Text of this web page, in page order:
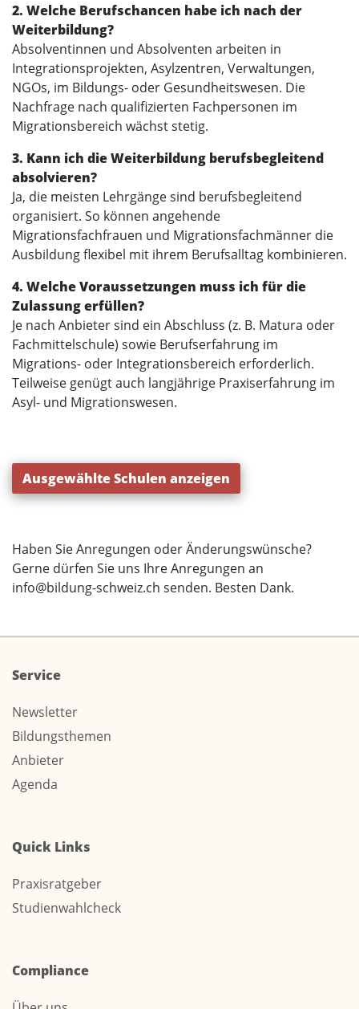
2. Welche Berufschancen habe ich nach der
Weiterbildung?
Absolventinnen und Absolventen arbeiten in
Integrationsprojekten, Asylzentren, Verwaltungen,
NGOs, im Bildungs- oder Gesundheitswesen. Die
Nachfrage nach qualifizierten Fachpersonen im
Migrationsbereich wächst stetig.
3. Kann ich die Weiterbildung berufsbegleitend
absolvieren?
Ja, die meisten Lehrgänge sind berufsbegleitend
organisiert. So können angehende
Migrationsfachfrauen und Migrationsfachmänner die
Ausbildung flexibel mit ihrem Berufsalltag kombinieren.
4. Welche Voraussetzungen muss ich für die
Zulassung erfüllen?
Je nach Anbieter sind ein Abschluss (z. B. Matura oder
Fachmittelschule) sowie Berufserfahrung im
Migrations- oder Integrationsbereich erforderlich.
Teilweise genügt auch langjährige Praxiserfahrung im
Asyl- und Migrationswesen.
Ausgewählte Schulen anzeigen
Haben Sie Anregungen oder Änderungswünsche?
Gerne dürfen Sie uns Ihre Anregungen an
info@bildung-schweiz.ch senden. Besten Dank.
Service
Newsletter
Bildungsthemen
Anbieter
Agenda
Quick Links
Praxisratgeber
Studienwahlcheck
Compliance